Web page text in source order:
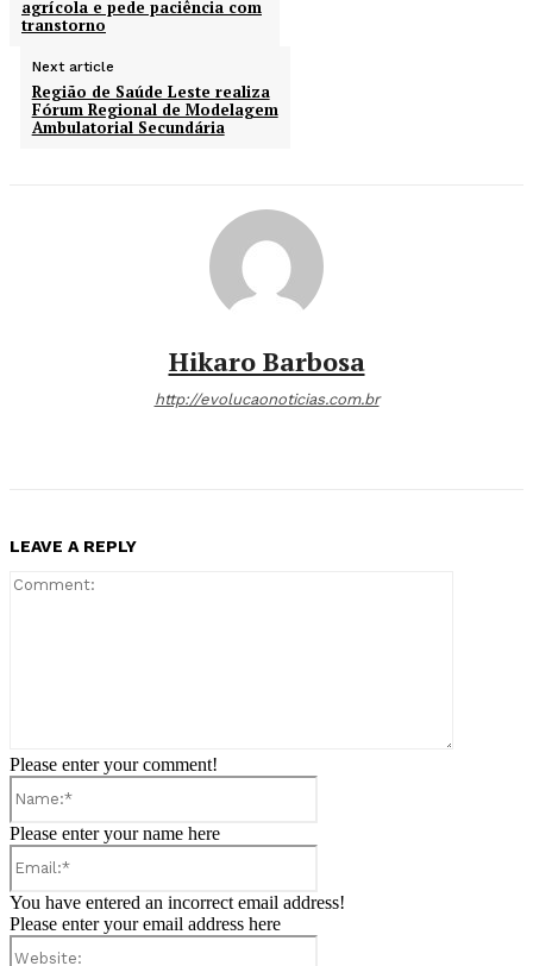
agrícola e pede paciência com
transtorno
Next article
Região de Saúde Leste realiza
Fórum Regional de Modelagem
Ambulatorial Secundária
Hikaro Barbosa
http://evolucaonoticias.com.br
LEAVE A REPLY
Please enter your comment!
Please enter your name here
You have entered an incorrect email address!
Please enter your email address here